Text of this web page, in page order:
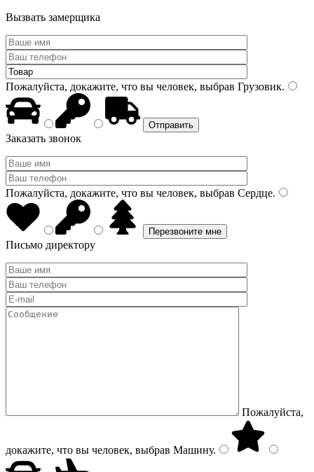
Вызвать замерщика
Пожалуйста, докажите, что вы человек, выбрав Грузовик.
Заказать звонок
Пожалуйста, докажите, что вы человек, выбрав Сердце.
Письмо директору
Пожалуйста,
докажите, что вы человек, выбрав Машину.